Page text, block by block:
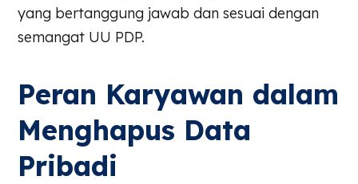
yang bertanggung jawab dan sesuai dengan
semangat UU PDP.
Peran Karyawan dalam
Menghapus Data
Pribadi